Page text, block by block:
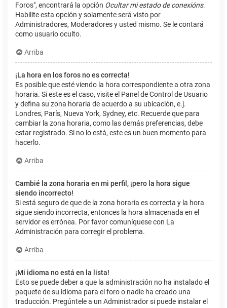
Foros", encontrará la opción Ocultar mi estado de conexións.
Habilite esta opción y solamente será visto por
Administradores, Moderadores y usted mismo. Se le contará
como usuario oculto.
Arriba
¡La hora en los foros no es correcta!
Es posible que esté viendo la hora correspondiente a otra zona
horaria. Si este es el caso, visite el Panel de Control de Usuario
y defina su zona horaria de acuerdo a su ubicación, e.j.
Londres, París, Nueva York, Sydney, etc. Recuerde que para
cambiar la zona horaria, como las demás preferencias, debe
estar registrado. Si no lo está, este es un buen momento para
hacerlo.
Arriba
Cambié la zona horaria en mi perfil, ¡pero la hora sigue
siendo incorrecto!
Si está seguro de que de la zona horaria es correcta y la hora
sigue siendo incorrecta, entonces la hora almacenada en el
servidor es errónea. Por favor comuníquese con La
Administración para corregir el problema.
Arriba
¡Mi idioma no está en la lista!
Esto se puede deber a que la administración no ha instalado el
paquete de su idioma para el foro o nadie ha creado una
traducción. Pregúntele a un Administrador si puede instalar el